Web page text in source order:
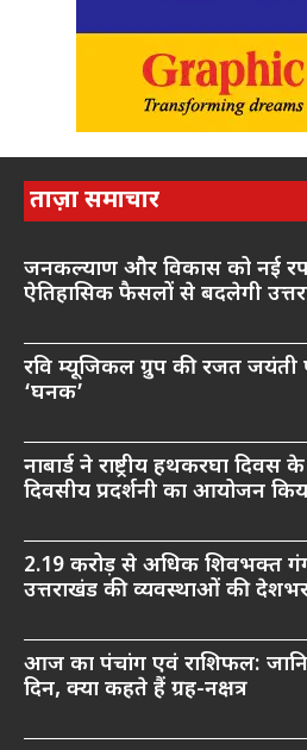
ताज़ा समाचार
जनकल्याण और विकास को नई
ऐतिहासिक फैसलों से बदलेगी
रवि म्यूजिकल ग्रुप की रजत
‘घनक’
नाबार्ड ने राष्ट्रीय हथकरघा
दिवसीय प्रदर्शनी का आयोजन
2.19 करोड़ से अधिक शिवभक्त
उत्तराखंड की व्यवस्थाओं की
आज का पंचांग एवं राशिफल:
दिन, क्या कहते हैं ग्रह-नक्षत्र